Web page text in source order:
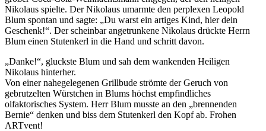
Nikolaus spielte. Der Nikolaus umarmte den perplexen Leopold
Blum spontan und sagte: „Du warst ein artiges Kind, hier dein
Geschenk!“. Der scheinbar angetrunkene Nikolaus drückte Herrn
Blum einen Stutenkerl in die Hand und schritt davon.
„Danke!“, gluckste Blum und sah dem wankenden Heiligen
Nikolaus hinterher.
Von einer nahegelegenen Grillbude strömte der Geruch von
gebrutzelten Würstchen in Blums höchst empfindliches
olfaktorisches System. Herr Blum musste an den „brennenden
Bernie“ denken und biss dem Stutenkerl den Kopf ab. Frohen
ARTvent!